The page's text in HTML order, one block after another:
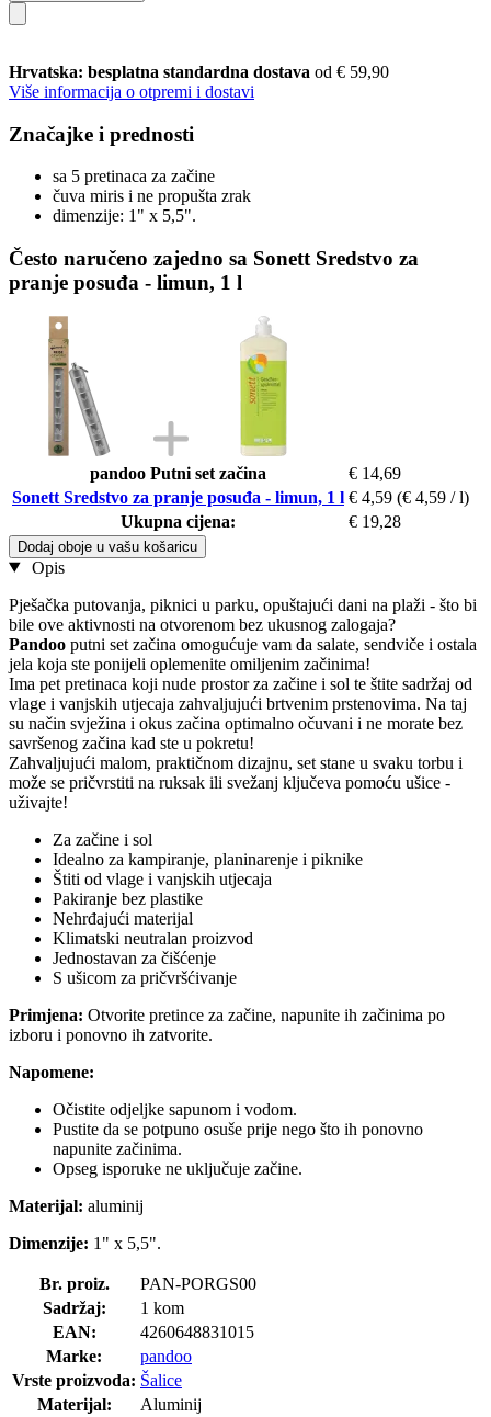
Hrvatska: besplatna standardna dostava od € 59,90
Više informacija o otpremi i dostavi
Značajke i prednosti
sa 5 pretinaca za začine
čuva miris i ne propušta zrak
dimenzije: 1" x 5,5".
Često naručeno zajedno sa Sonett Sredstvo za
pranje posuđa - limun, 1 l
pandoo Putni set začina
€ 14,69
Sonett Sredstvo za pranje posuđa - limun, 1 l € 4,59 (€ 4,59 / l)
Ukupna cijena:
€ 19,28
Dodaj oboje u vašu košaricu
Opis
Pješačka putovanja, piknici u parku, opuštajući dani na plaži - što bi
bile ove aktivnosti na otvorenom bez ukusnog zalogaja?
Pandoo putni set začina omogućuje vam da salate, sendviče i ostala
jela koja ste ponijeli oplemenite omiljenim začinima!
Ima pet pretinaca koji nude prostor za začine i sol te štite sadržaj od
vlage i vanjskih utjecaja zahvaljujući brtvenim prstenovima. Na taj
su način svježina i okus začina optimalno očuvani i ne morate bez
savršenog začina kad ste u pokretu!
Zahvaljujući malom, praktičnom dizajnu, set stane u svaku torbu i
može se pričvrstiti na ruksak ili svežanj ključeva pomoću ušice -
uživajte!
Za začine i sol
Idealno za kampiranje, planinarenje i piknike
Štiti od vlage i vanjskih utjecaja
Pakiranje bez plastike
Nehrđajući materijal
Klimatski neutralan proizvod
Jednostavan za čišćenje
S ušicom za pričvršćivanje
Primjena: Otvorite pretince za začine, napunite ih začinima po
izboru i ponovno ih zatvorite.
Napomene:
Očistite odjeljke sapunom i vodom.
Pustite da se potpuno osuše prije nego što ih ponovno
napunite začinima.
Opseg isporuke ne uključuje začine.
Materijal: aluminij
Dimenzije: 1" x 5,5".
Br. proiz.
PAN-PORGS00
Sadržaj:
1 kom
EAN:
4260648831015
Marke:
pandoo
Vrste proizvoda: Šalice
Materijal:
Aluminij